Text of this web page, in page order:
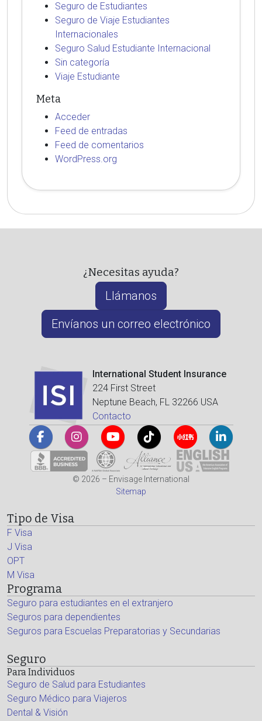
Seguro de Estudiantes
Seguro de Viaje Estudiantes
Internacionales
Seguro Salud Estudiante Internacional
Sin categoría
Viaje Estudiante
Meta
Acceder
Feed de entradas
Feed de comentarios
WordPress.org
¿Necesitas ayuda?
Llámanos
Envíanos un correo electrónico
International Student Insurance
224 First Street
Neptune Beach, FL 32266 USA
Contacto
© 2026 – Envisage International
Sitemap
Tipo de Visa
F Visa
J Visa
OPT
M Visa
Programa
Seguro para estudiantes en el extranjero
Seguros para dependientes
Seguros para Escuelas Preparatorias y Secundarias
Seguro
Para Individuos
Seguro de Salud para Estudiantes
Seguro Médico para Viajeros
Dental & Visión